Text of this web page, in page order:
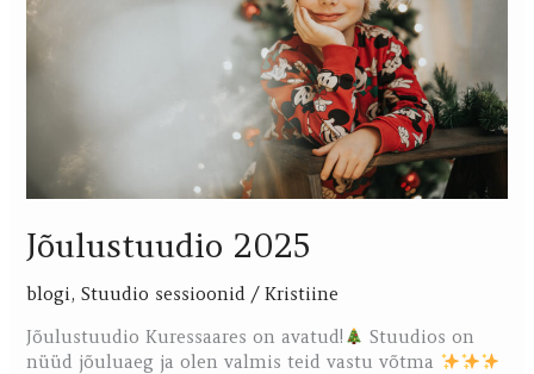
Jõulustuudio 2025
blogi,Stuudio sessioonid /Kristiine
Jõulustuudio Kuressaares on avatud!
Stuudios on
nüüd jõuluaeg ja olen valmis teid vastu võtma